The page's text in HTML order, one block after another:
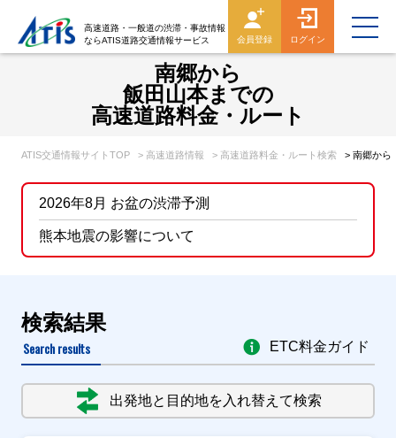
高速道路・一般道の渋滞・事故情報
ならATIS道路交通情報サービス
会員登録 ログイン
南郷から
飯田山本までの
高速道路料金・ルート
ATIS交通情報サイトTOP > 高速道路情報 > 高速道路料金・ルート検索 > 南郷から
2026年8月 お盆の渋滞予測
熊本地震の影響について
検索結果
Search results
出発地と目的地を入れ替えて検索
ETC料金ガイド